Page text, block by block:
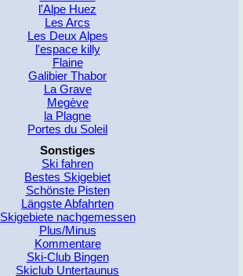
l'Alpe Huez
Les Arcs
Les Deux Alpes
l'espace killy
Flaine
Galibier Thabor
La Grave
Megève
la Plagne
Portes du Soleil
Sonstiges
Ski fahren
Bestes Skigebiet
Schönste Pisten
Längste Abfahrten
Skigebiete nachgemessen
Plus/Minus
Kommentare
Ski-Club Bingen
Skiclub Untertaunus